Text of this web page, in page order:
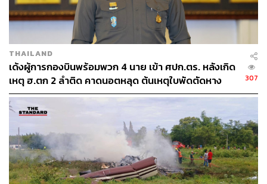
ณรงค์กร มโนจันทร์เพ็ญ
Content Creator กองบรรณาธิการข่าว THE
STANDARD
THAILAND
เด้งผู้การกองบินพร้อมพวก 4 นาย เข้า ศปก.ตร. หลังเกิด
เหตุ ฮ.ตก 2 ลำติด คาดนอตหลุด ต้นเหตุใบพัดตัดหาง
เครื่องจนเสียการทรงตัว
307